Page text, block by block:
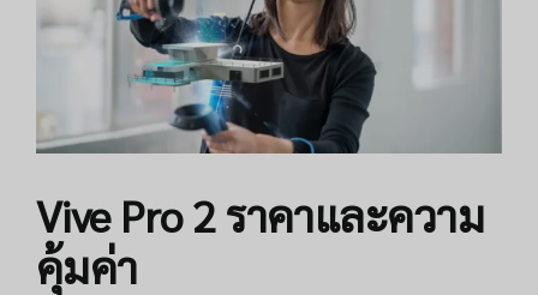
Vive Pro 2 ราคาและความ
คุ้มค่า